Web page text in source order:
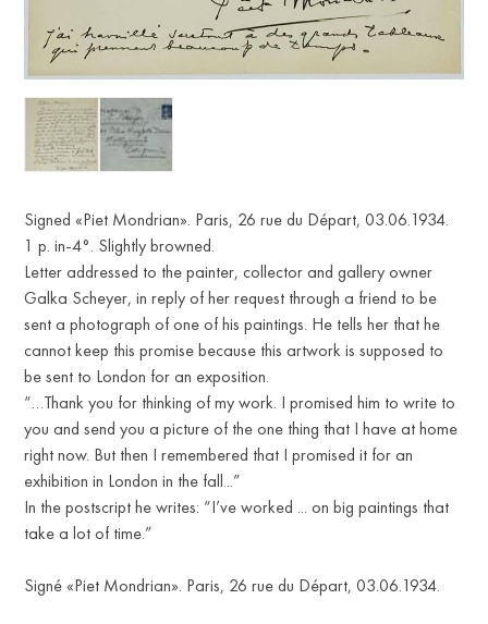
Signed «Piet Mondrian». Paris, 26 rue du Départ, 03.06.1934.
1 p. in-4°. Slightly browned.
Letter addressed to the painter, collector and gallery owner
Galka Scheyer, in reply of her request through a friend to be
sent a photograph of one of his paintings. He tells her that he
cannot keep this promise because this artwork is supposed to
be sent to London for an exposition.
“…Thank you for thinking of my work. I promised him to write to
you and send you a picture of the one thing that I have at home
right now. But then I remembered that I promised it for an
exhibition in London in the fall...”
In the postscript he writes: “I’ve worked ... on big paintings that
take a lot of time.”
Signé «Piet Mondrian». Paris, 26 rue du Départ, 03.06.1934.